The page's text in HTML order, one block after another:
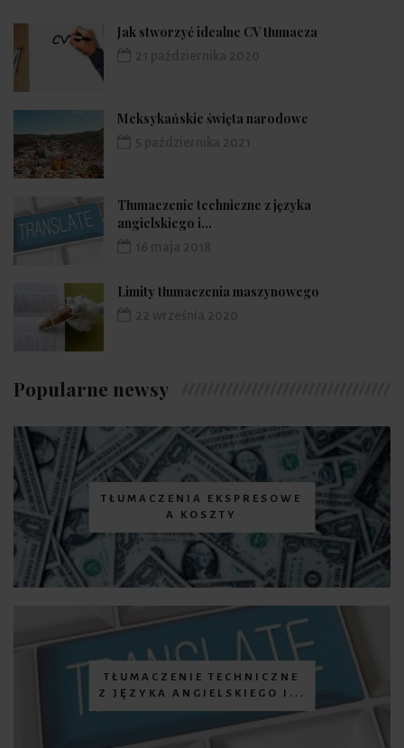
Jak stworzyć idealne CV tłumacza
Meksykańskie święta narodowe
Tłumaczenie techniczne z języka
angielskiego i...
Limity tłumaczenia maszynowego
Popularne newsy
TŁUMACZENIA EKSPRESOWE
A KOSZTY
TŁUMACZENIE TECHNICZNE
Z JĘZYKA ANGIELSKIEGO I...